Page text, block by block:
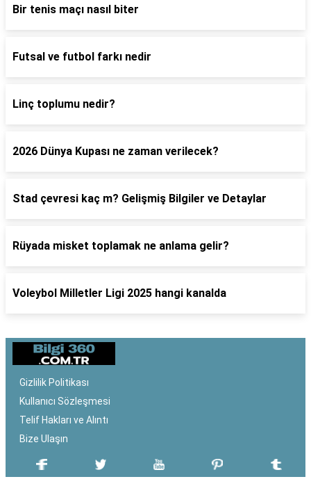
Bir tenis maçı nasıl biter
Futsal ve futbol farkı nedir
Linç toplumu nedir?
2026 Dünya Kupası ne zaman verilecek?
Stad çevresi kaç m? Gelişmiş Bilgiler ve Detaylar
Rüyada misket toplamak ne anlama gelir?
Voleybol Milletler Ligi 2025 hangi kanalda
Gizlilik Politikası
Kullanıcı Sözleşmesi
Telif Hakları ve Alıntı
Bize Ulaşın